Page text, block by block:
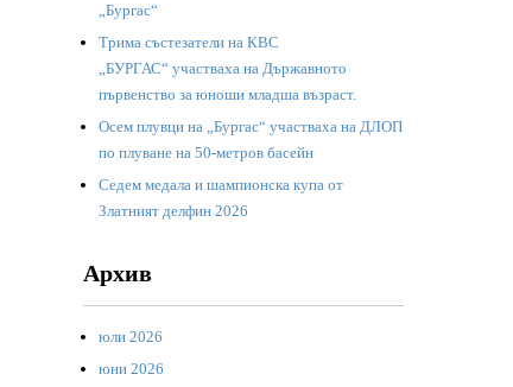
„Бургас“
Трима състезатели на КВС
„БУРГАС“ участваха на Държавното
първенство за юноши младша възраст.
Осем плувци на „Бургас“ участваха на ДЛОП
по плуване на 50-метров басейн
Седем медала и шампионска купа от
Златният делфин 2026
Архив
юли 2026
юни 2026